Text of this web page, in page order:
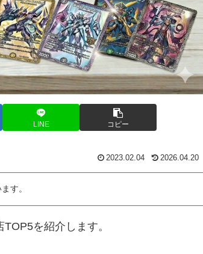
LINE コピー
2023.02.04 2026.04.20
す。
を紹介します。